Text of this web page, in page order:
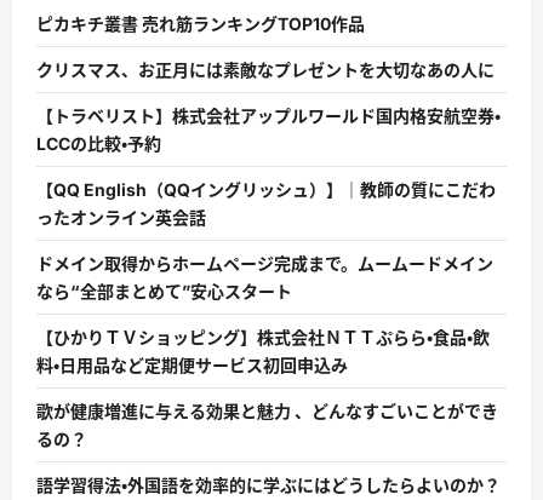
ピカキチ叢書 売れ筋ランキングTOP10作品
クリスマス、お正月には素敵なプレゼントを大切なあの人に
【トラベリスト】株式会社アップルワールド国内格安航空券・
LCCの比較・予約
【QQ English（QQイングリッシュ）】｜教師の質にこだわ
ったオンライン英会話
ドメイン取得からホームページ完成まで。ムームードメイン
なら“全部まとめて”安心スタート
【ひかりＴＶショッピング】株式会社ＮＴＴぷらら・食品・飲
料・日用品など定期便サービス初回申込み
歌が健康増進に与える効果と魅力 、どんなすごいことができ
るの？
語学習得法・外国語を効率的に学ぶにはどうしたらよいのか？